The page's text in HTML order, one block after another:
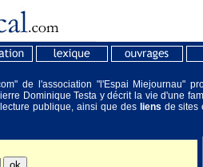
de l'association "l'Espai Miejournau"
Dominique Testa y décrit la vie d'une
publique, ainsi que desliens de sites